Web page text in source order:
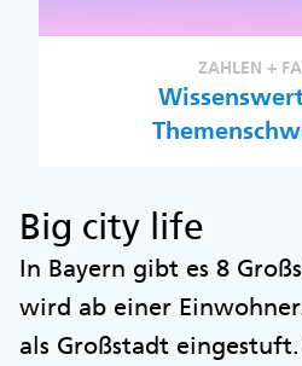
ZAHLEN +
Big city life
In Bayern gibt es 8
wird ab einer
als Großstadt